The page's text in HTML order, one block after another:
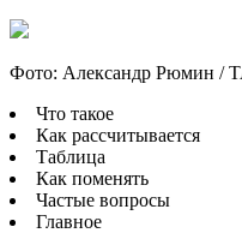
Фото: Александр Рюмин /
Что такое
Как рассчитывается
Таблица
Как поменять
Частые вопросы
Главное